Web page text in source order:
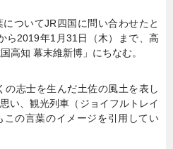
ついてJR四国に問い合わせたと
ら2019年1月31日（木）まで、高
高知 幕末維新博」にちなむ。
志士を生んだ土佐の風土を表し
い、観光列車（ジョイフルトレイ
この言葉のイメージを引用してい